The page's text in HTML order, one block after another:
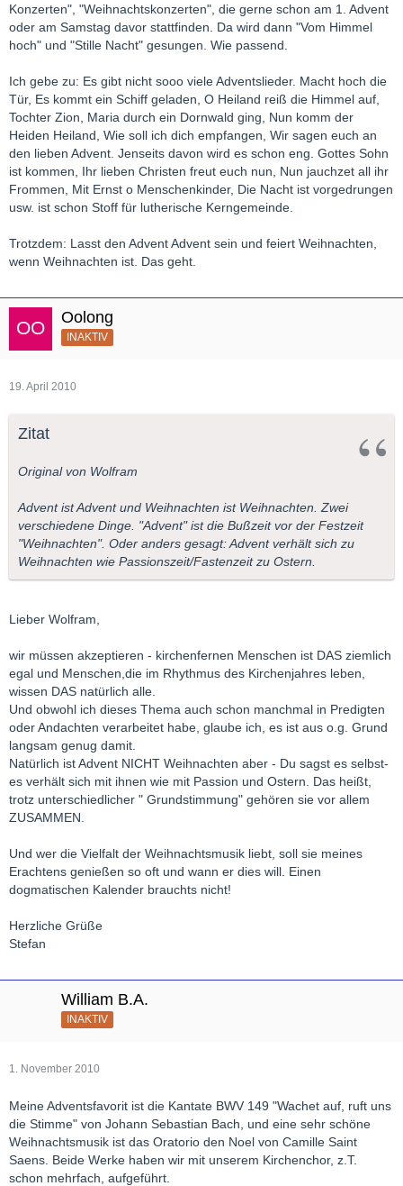
Konzerten", "Weihnachtskonzerten", die gerne schon am 1. Advent
oder am Samstag davor stattfinden. Da wird dann "Vom Himmel
hoch" und "Stille Nacht" gesungen. Wie passend.
Ich gebe zu: Es gibt nicht sooo viele Adventslieder. Macht hoch die
Tür, Es kommt ein Schiff geladen, O Heiland reiß die Himmel auf,
Tochter Zion, Maria durch ein Dornwald ging, Nun komm der
Heiden Heiland, Wie soll ich dich empfangen, Wir sagen euch an
den lieben Advent. Jenseits davon wird es schon eng. Gottes Sohn
ist kommen, Ihr lieben Christen freut euch nun, Nun jauchzet all ihr
Frommen, Mit Ernst o Menschenkinder, Die Nacht ist vorgedrungen
usw. ist schon Stoff für lutherische Kerngemeinde.
Trotzdem: Lasst den Advent Advent sein und feiert Weihnachten,
wenn Weihnachten ist. Das geht.
Oolong
INAKTIV
19. April 2010
Zitat
Original von Wolfram
Advent ist Advent und Weihnachten ist Weihnachten. Zwei
verschiedene Dinge. "Advent" ist die Bußzeit vor der Festzeit
"Weihnachten". Oder anders gesagt: Advent verhält sich zu
Weihnachten wie Passionszeit/Fastenzeit zu Ostern.
Lieber Wolfram,
wir müssen akzeptieren - kirchenfernen Menschen ist DAS ziemlich
egal und Menschen,die im Rhythmus des Kirchenjahres leben,
wissen DAS natürlich alle.
Und obwohl ich dieses Thema auch schon manchmal in Predigten
oder Andachten verarbeitet habe, glaube ich, es ist aus o.g. Grund
langsam genug damit.
Natürlich ist Advent NICHT Weihnachten aber - Du sagst es selbst-
es verhält sich mit ihnen wie mit Passion und Ostern. Das heißt,
trotz unterschiedlicher " Grundstimmung" gehören sie vor allem
ZUSAMMEN.
Und wer die Vielfalt der Weihnachtsmusik liebt, soll sie meines
Erachtens genießen so oft und wann er dies will. Einen
dogmatischen Kalender brauchts nicht!
Herzliche Grüße
Stefan
William B.A.
INAKTIV
1. November 2010
Meine Adventsfavorit ist die Kantate BWV 149 "Wachet auf, ruft uns
die Stimme" von Johann Sebastian Bach, und eine sehr schöne
Weihnachtsmusik ist das Oratorio den Noel von Camille Saint
Saens. Beide Werke haben wir mit unserem Kirchenchor, z.T.
schon mehrfach, aufgeführt.